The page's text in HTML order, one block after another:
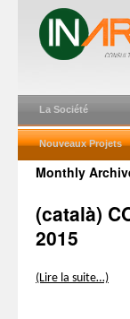
La Société
Nouveaux Projets
Monthly
(català)
2015
(Lire la suite…)